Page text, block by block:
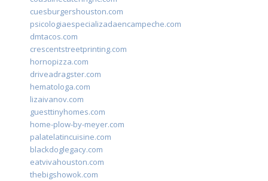
cuesburgershouston.com
psicologiaespecializadaencampeche.com
dmtacos.com
crescentstreetprinting.com
hornopizza.com
driveadragster.com
hematologa.com
lizaivanov.com
guesttinyhomes.com
home-plow-by-meyer.com
palatelatincuisine.com
blackdoglegacy.com
eatvivahouston.com
thebigshowok.com